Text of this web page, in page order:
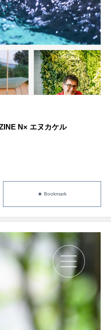
N× エヌカケル
★ Bookmark